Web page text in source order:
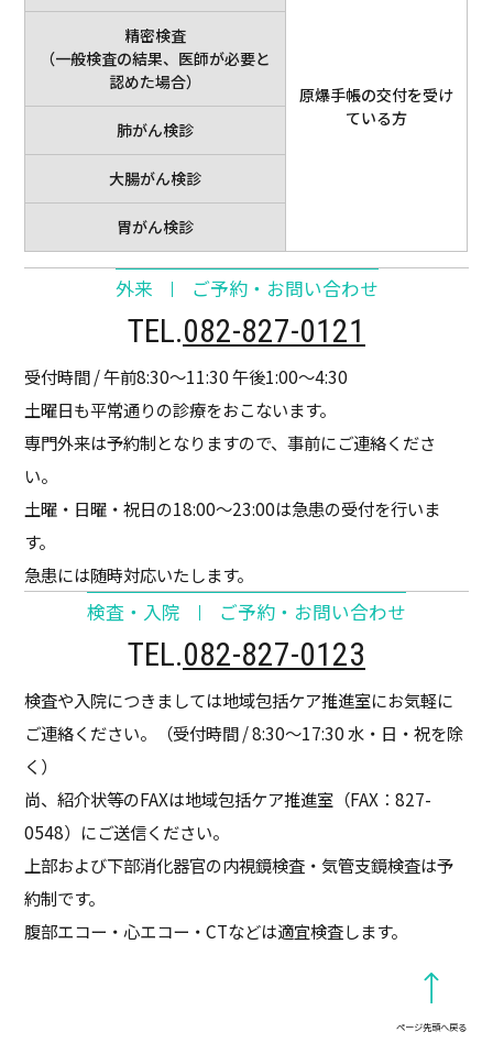
原爆手帳の交付を受け
ている方
精密検査
（一般検査の結果、医師が必要と
認めた場合）
肺がん検診
大腸がん検診
胃がん検診
外来 ご予約・お問い合わせ
TEL.082-827-0121
受付時間 / 午前8:30～11:30 午後1:00～4:30
土曜日も平常通りの診療をおこないます。
専門外来は予約制となりますので、事前にご連絡くださ
い。
土曜・日曜・祝日の18:00～23:00は急患の受付を行いま
す。
急患には随時対応いたします。
検査・入院 ご予約・お問い合わせ
TEL.082-827-0123
検査や入院につきましては地域包括ケア推進室にお気軽に
ご連絡ください。（受付時間 / 8:30～17:30 水・日・祝を除
く）
尚、紹介状等のFAXは地域包括ケア推進室（FAX：827-
0548）にご送信ください。
上部および下部消化器官の内視鏡検査・気管支鏡検査は予
約制です。
腹部エコー・心エコー・CTなどは適宜検査します。
ページ先頭へ戻る